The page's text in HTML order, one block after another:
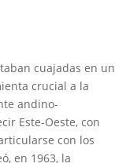
cuajadas en un
crucial a la
andino-
Este-Oeste, con
con los
en 1963, la